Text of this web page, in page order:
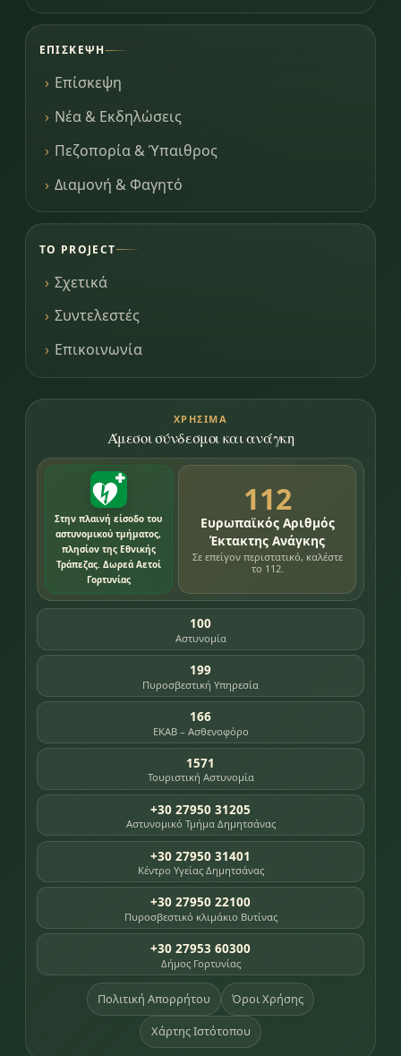
ΕΠΊΣΚΕΨΗ
Επίσκεψη
Νέα & Εκδηλώσεις
Πεζοπορία & Ύπαιθρος
Διαμονή & Φαγητό
ΤΟ PROJECT
Σχετικά
Συντελεστές
Επικοινωνία
ΧΡΉΣΙΜΑ
Άμεσοι σύνδεσμοι και ανάγκη
Στην πλαινή είσοδο του
αστυνομικού τμήματος,
πλησίον της Εθνικής
Τράπεζας. Δωρεά Αετοί
Γορτυνίας
112
Ευρωπαϊκός Αριθμός
Έκτακτης Ανάγκης
Σε επείγον περιστατικό, καλέστε
το 112.
100
Αστυνομία
199
Πυροσβεστική Υπηρεσία
166
ΕΚΑΒ – Ασθενοφόρο
1571
Τουριστική Αστυνομία
+30 27950 31205
Αστυνομικό Τμήμα Δημητσάνας
+30 27950 31401
Κέντρο Υγείας Δημητσάνας
+30 27950 22100
Πυροσβεστικό κλιμάκιο Βυτίνας
+30 27953 60300
Δήμος Γορτυνίας
Πολιτική Απορρήτου Όροι Χρήσης
Χάρτης Ιστότοπου